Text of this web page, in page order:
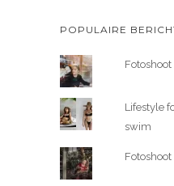
POPULAIRE
Lifestyle
swim